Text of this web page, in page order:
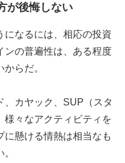
が後悔しない
になるには、相応の投資
ンの普遍性は、ある程度
らだ。
、カヤック、SUP（スタ
様々なアクティビティを
に懸ける情熱は相当なも